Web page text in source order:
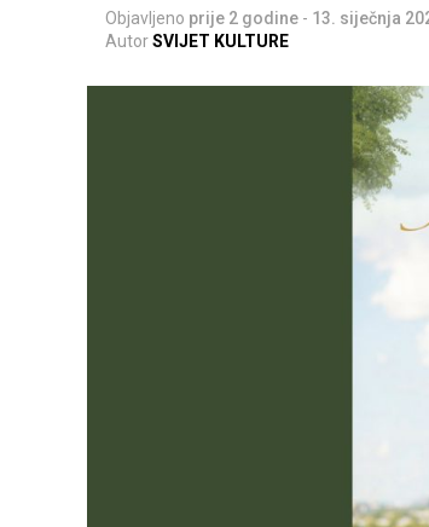
Objavljeno prije 2 godine - 13. siječnja
AutorSVIJET KULTURE